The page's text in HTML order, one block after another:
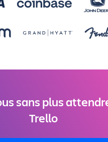
sans plus
Trello